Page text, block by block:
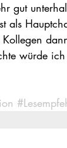
gut
als
würde